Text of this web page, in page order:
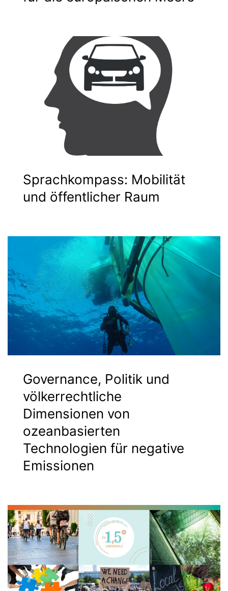
Sprachkompass: Mobilität
und öffentlicher Raum
Governance, Politik und
völkerrechtliche
Dimensionen von
ozeanbasierten
Technologien für negative
Emissionen